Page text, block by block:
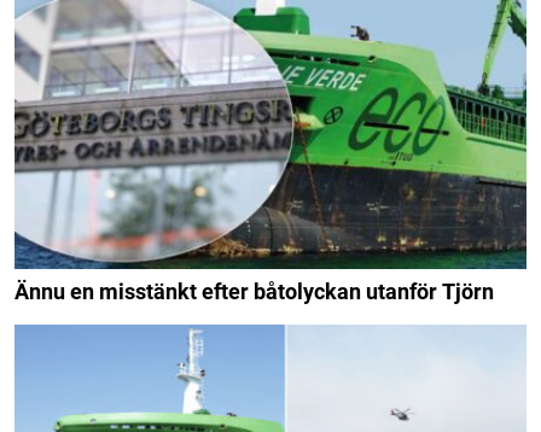
Ännu en misstänkt efter båtolyckan utanför Tjörn